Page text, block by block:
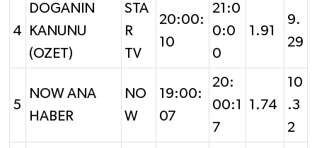
4
DOGANIN
KANUNU
(OZET)
STA
R
TV
20:00:
10
21:0
0:0
0
1.91
9.
29
5
NOW ANA
HABER
NO
W
19:00:
07
20:
00:1
7
1.74
10
.3
2